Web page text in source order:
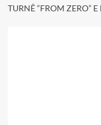
TURNÊ “FROM ZERO”